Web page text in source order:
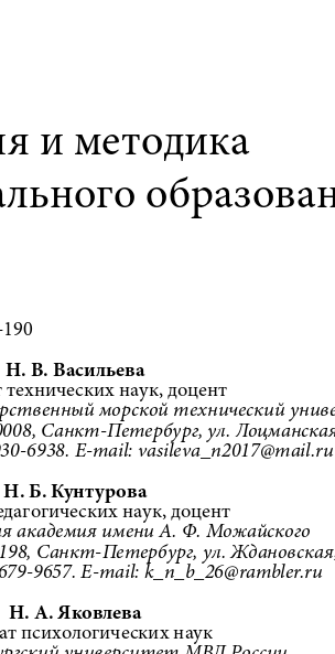
и методика
н . В. Васильева
технических наук, доцент
морской технический
Санкт-Петербург, ул.
6938. E-mail: vasileva_n2017@mail.ru
н
. б . Кунтурова
наук, доцент
академия имени А. Ф. Можайского
Санкт-Петербург, ул.
9657. E-mail: k_n_b_26@rambler.ru
н
а я ковлева
психологических наук
университет МВД России